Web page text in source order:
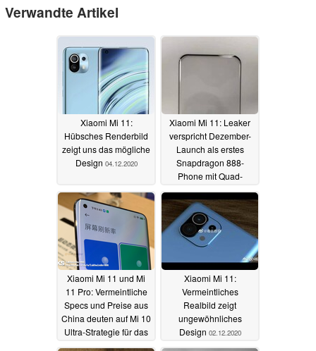
Verwandte Artikel
Xiaomi Mi 11:
Hübsches Renderbild
zeigt uns das mögliche
Design 04.12.2020
Xiaomi Mi 11: Leaker
verspricht Dezember-
Launch als erstes
Snapdragon 888-
Phone mit Quad-
Curve-Display03.12.2020
Xiaomi Mi 11 und Mi
11 Pro: Vermeintliche
Specs und Preise aus
China deuten auf Mi 10
Ultra-Strategie für das
Pro-Modell03.12.2020
Xiaomi Mi 11:
Vermeintliches
Realbild zeigt
ungewöhnliches
Design 02.12.2020